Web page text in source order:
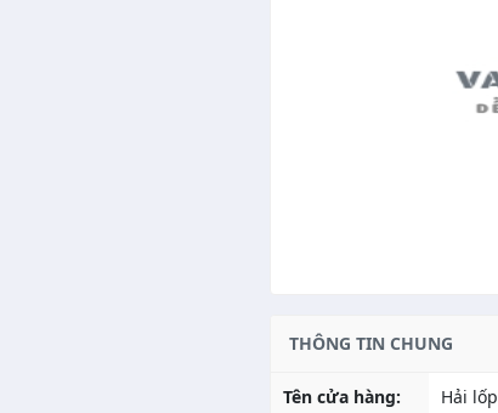
THÔNG TIN CHUNG
Tên cửa hàng: Hải lốp